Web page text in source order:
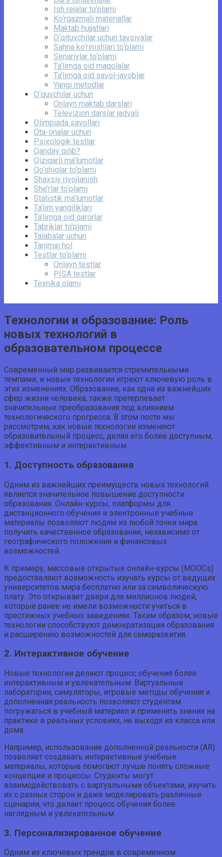
Ish rejalar to‘plami
Ko‘rgazmali materiallar
Maktab hujjatlari
O‘qituvchilar uchun tavsiyalar
Sahna ko‘rinishlari to‘plami
Senariylar to‘plami
Ta’limga oid maqolalar
Ta’limga oid savol-javoblar
Yangi metodlar
O‘quvchilar uchun
Onlayn maktab darslari
Televizion darslar jadvali
Olimpiada savollari
Ota-onalar uchun
Psixologik testlar
Qanday qilib?
Qiziqarli ma’lumotlar
Qo‘shiqlar to‘plami
Shaxsiy rivojlanish
She’rlar to‘plami
Statistik ma’lumotlar
Ta’lim yangiliklari
Ta’limga oid qarorlar
Tabriklar to'plami
Talabalar uchun
Tarjimai hol
Testlar to‘plami
Onlayn testlar
PISA testlar
Texnika olami
Технологии и образование: Роль
новых технологий в
образовательном процессе
Современный мир развивается стремительными
темпами, и новые технологии играют ключевую роль в
этих изменениях. Образование, как одна из важнейших
сфер жизни человека, также претерпевает
значительные преобразования под влиянием
технологического прогресса. В этом посте мы
рассмотрим, как новые технологии изменяют
образовательный процесс, делая его более доступным,
эффективным и интерактивным.
1. Доступность образования
Одним из важнейших преимуществ новых технологий
является значительное повышение доступности
образования. Онлайн-курсы, платформы для
дистанционного обучения и электронные учебные
материалы позволяют людям из любой точки мира
получить качественное образование, независимо от
географического положения и финансовых
возможностей.
К примеру, массовые открытые онлайн-курсы (MOOCs)
предоставляют возможность изучать курсы от ведущих
университетов мира бесплатно или за символическую
плату. Это открывает двери для миллионов людей,
которые ранее не имели возможности учиться в
престижных учебных заведениях. Таким образом, новые
технологии способствуют демократизации образования
и расширению возможностей для саморазвития.
2. Интерактивное обучение
Новые технологии делают процесс обучения более
интерактивным и увлекательным. Виртуальные
лаборатории, симуляторы, игровые методы обучения и
дополненная реальность позволяют студентам
погружаться в учебный материал и применять знания на
практике в реальных условиях, не выходя из класса или
дома.
Например, использование дополненной реальности (AR)
позволяет создавать интерактивные учебные
материалы, которые помогают лучше понять сложные
концепции и процессы. Студенты могут
взаимодействовать с виртуальными объектами, изучать
их с разных сторон и даже моделировать различные
сценарии, что делает процесс обучения более
наглядным и увлекательным.
3. Персонализированное обучение
Одним из ключевых трендов в современном